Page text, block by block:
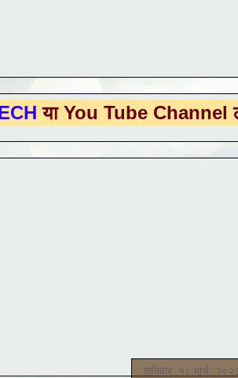
Tube Channel लाभेट
शनिवार, १८ मार्च,